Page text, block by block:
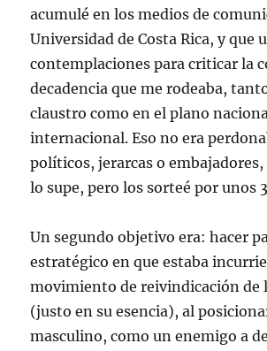
acumulé en los medios de
Universidad de Costa Rica, y que
contemplaciones para criticar la
decadencia que me rodeaba,
claustro como en el plano
internacional. Eso no era
políticos, jerarcas o
lo supe, pero los sorteé por unos
Un segundo objetivo era: hacer
estratégico en que estaba
movimiento de reivindicación de
(justo en su esencia), al
masculino, como un enemigo a